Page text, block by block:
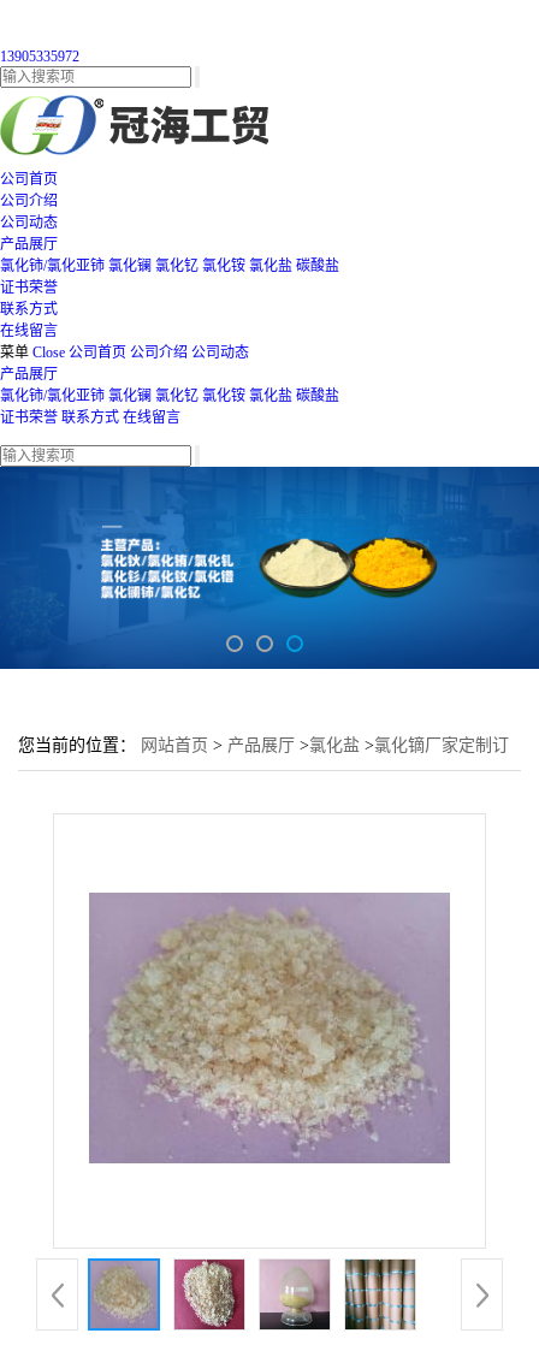
13905335972
公司首页
公司介绍
公司动态
产品展厅
氯化铈/氯化亚铈 氯化镧 氯化钇 氯化铵 氯化盐 碳酸盐
证书荣誉
联系方式
在线留言
菜单 Close 公司首页 公司介绍 公司动态
产品展厅
氯化铈/氯化亚铈 氯化镧 氯化钇 氯化铵 氯化盐 碳酸盐
证书荣誉 联系方式 在线留言
您当前的位置： 网站首页 > 产品展厅 >氯化盐 >氯化镝厂家定制订